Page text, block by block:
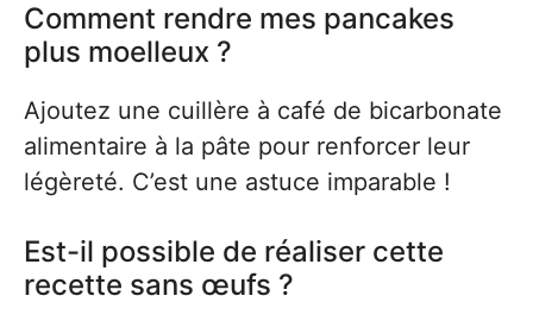
Comment rendre mes pancakes
plus moelleux ?
Ajoutez une cuillère à café de bicarbonate
alimentaire à la pâte pour renforcer leur
légèreté. C’est une astuce imparable !
Est-il possible de réaliser cette
recette sans œufs ?